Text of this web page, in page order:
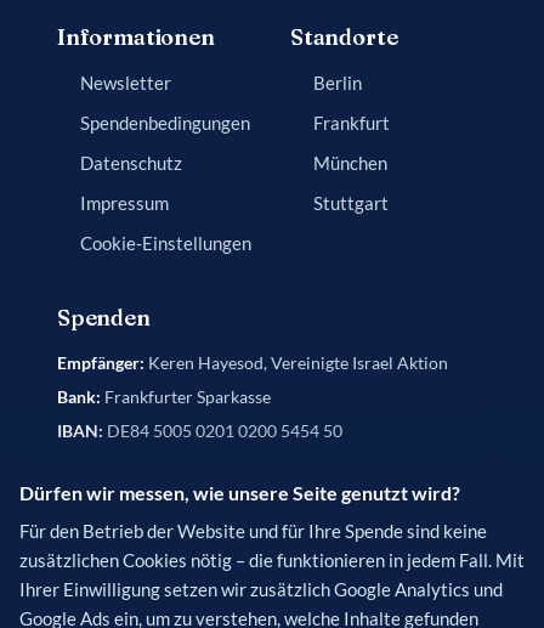
Informationen
Newsletter
Spendenbedingungen
Datenschutz
Impressum
Cookie-Einstellungen
Standorte
Berlin
Frankfurt
München
Stuttgart
Spenden
Empfänger: Keren Hayesod, Vereinigte Israel Aktion
Bank: Frankfurter Sparkasse
IBAN: DE84 5005 0201 0200 5454 50
Verwendungszweck(optional): [Name des Projekts]
Dürfen wir messen, wie unsere Seite genutzt wird?
Für den Betrieb der Website und für Ihre Spende sind keine
zusätzlichen Cookies nötig – die funktionieren in jedem Fall. Mit
Ihrer Einwilligung setzen wir zusätzlich Google Analytics und
Google Ads ein, um zu verstehen, welche Inhalte gefunden